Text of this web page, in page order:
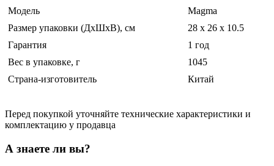
Модель
Magma
Размер упаковки (ДхШхВ), см
28 x 26 x 10.5
Гарантия
1 год
Вес в упаковке, г
1045
Страна-изготовитель
Китай
Перед покупкой уточняйте технические характеристики и
комплектацию у продавца
А знаете ли вы?